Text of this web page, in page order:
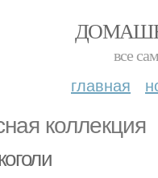
все
главная
коллекция